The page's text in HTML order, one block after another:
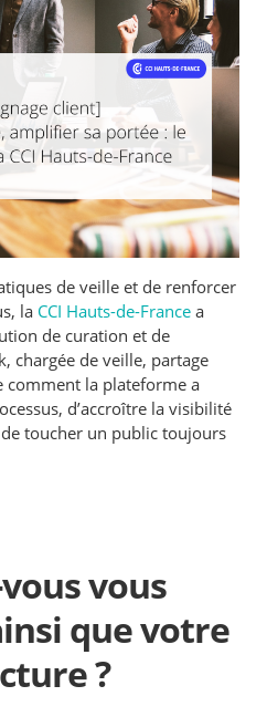
de veille et de renforcer
la CCI Hauts-de-France a
de curation et de
chargée de veille, partage
comment la plateforme a
d’accroître la visibilité
toucher un public toujours
vous
que votre
?